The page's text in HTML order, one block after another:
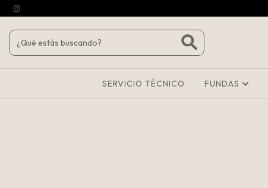
SERVICIO TÉCNICO FUNDAS